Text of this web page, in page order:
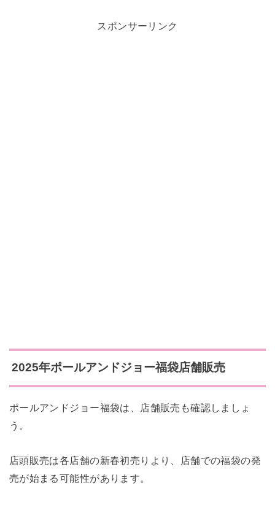
スポンサーリンク
2025年ポールアンドジョー福袋店舗販売
ポールアンドジョー福袋は、店舗販売も確認しましょ
う。
店頭販売は各店舗の新春初売りより、店舗での福袋の発
売が始まる可能性があります。